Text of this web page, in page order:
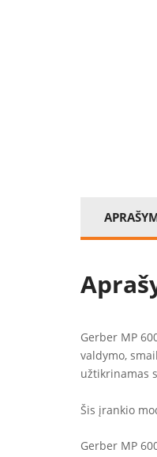
Gerber MP
valdymo,
užtikrinamas
Šis įrankio
Gerber MP